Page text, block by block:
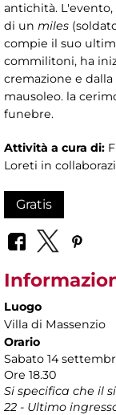
antichità.
di un miles
compie il suo
commilitoni, ha
cremazione e
mausoleo. la
funebre.
Attività a cura di:
Loreti in
Gratis
Luogo
Villa di Massenzio
Orario
Sabato 14
Ore 18.30
Si specifica che il
22 - Ultimo